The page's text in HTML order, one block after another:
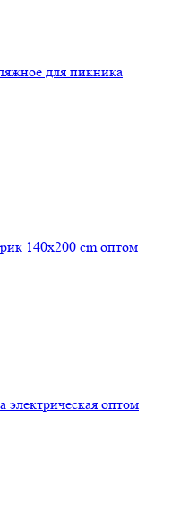
для пикника
140х200 cm оптом
электрическая оптом